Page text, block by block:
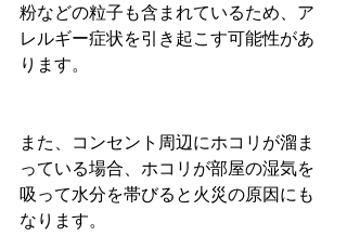
粉などの粒子も含まれているため、ア
レルギー症状を引き起こす可能性があ
ります。
また、コンセント周辺にホコリが溜ま
っている場合、ホコリが部屋の湿気を
吸って水分を帯びると火災の原因にも
なります。